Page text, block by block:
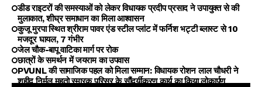
डीड राइटरों की समस्याओं को लेकर विधायक प्रदीप प्रसाद ने उपायुक्त से की
मुलाकात, शीघ्र समाधान का मिला आश्वासन
कुजू मुरपा स्थित श्रीराम पावर एंड स्टील प्लांट में फर्निश भट्टी ब्लास्ट से 10
मजदूर घायल, 7 गंभीर
जेल चौक-बापू वाटिका मार्ग पर रोक
छात्रों के समर्थन में जयराम का उपवास
PVUNL की सामाजिक पहल को मिला सम्मान: विधायक रोशन लाल चौधरी ने
शहीद निर्मल महतो स्मारक परिसर के सौंदर्यीकरण कार्य का किया लोकार्पण